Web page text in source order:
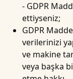
- GDPR
ettiyseniz;
GDPR
verilerinizi
ve makine
veya başka